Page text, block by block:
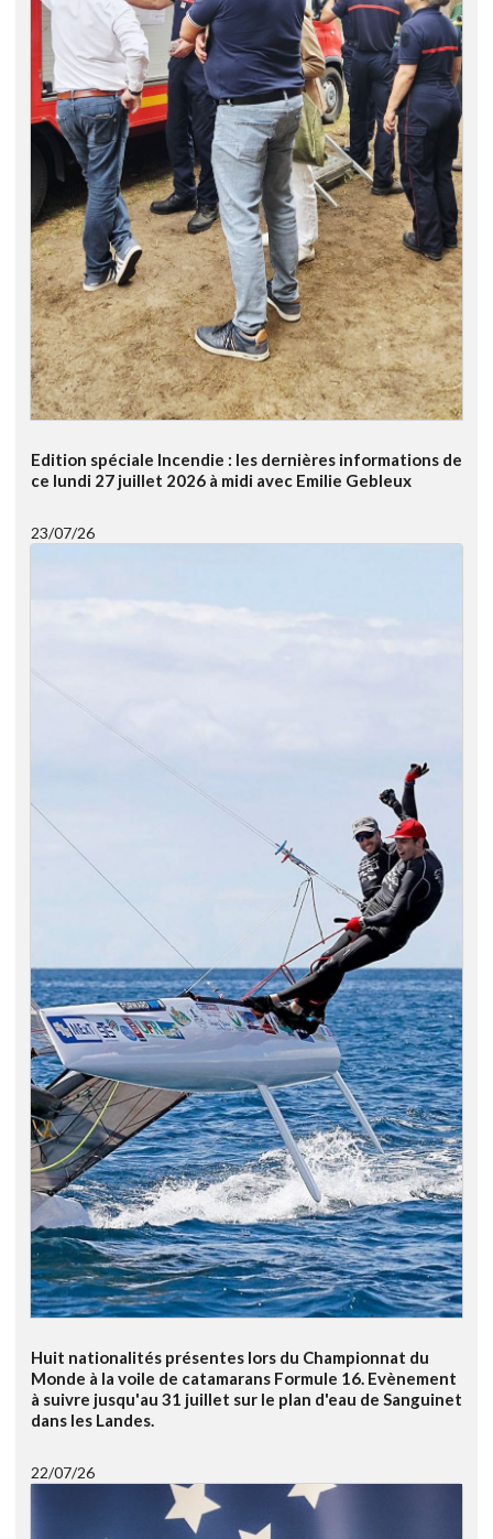
Edition spéciale Incendie : les dernières informations de
ce lundi 27 juillet 2026 à midi avec Emilie Gebleux
23/07/26
Huit nationalités présentes lors du Championnat du
Monde à la voile de catamarans Formule 16. Evènement
à suivre jusqu'au 31 juillet sur le plan d'eau de Sanguinet
dans les Landes.
22/07/26